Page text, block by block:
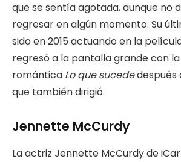
que se sentía agotada, aunque no
regresar en algún momento. Su
sido en 2015 actuando en la
regresó a la pantalla grande con
romántica Lo que sucededespués
que también dirigió.
Jennette McCurdy
La actriz Jennette McCurdy de